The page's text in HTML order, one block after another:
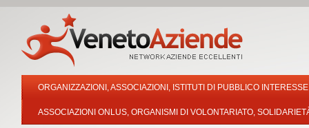
ORGANIZZAZIONI, ASSOCIAZIONI, ISTITUTI DI PUBBLICO INTERESSE
ASSOCIAZIONI ONLUS, ORGANISMI DI VOLONTARIATO,